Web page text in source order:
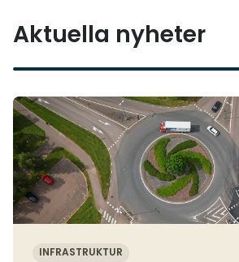
Aktuella nyheter
INFRASTRUKTUR
Läs mer